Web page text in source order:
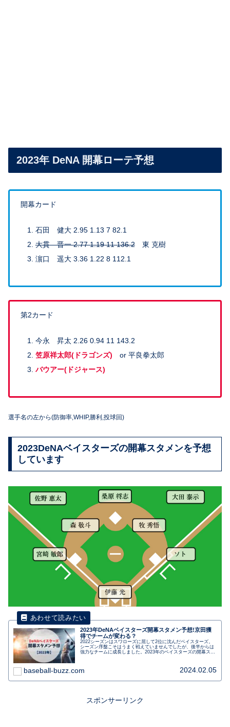
2023年 DeNA 開幕ローテ予想
開幕カード
石田 健大 2.95 1.13 7 82.1
大貫 晋一 2.77 1.19 11 136.2東 克樹
濵口 遥大 3.36 1.22 8 112.1
第2カード
今永 昇太 2.26 0.94 11 143.2
笠原祥太郎(ドラゴンズ) or 平良拳太郎
バウアー(ドジャース)
選手名の左から(防御率,WHIP,勝利,投球回)
2023DeNAベイスターズの開幕スタメンを予想
しています
2023年DeNAベイスターズ開幕スタメン予想!京田獲
得でチームが変わる？
2022シーズンはスワローズに屈して2位に沈んだベイスターズ。
シーズン序盤こそはうまく戦えていませんでしたが、後半からは
強力なチームに成長しました。2023年のベイスターズの開幕スタ
baseball-buzz.com 2024.02.05
スポンサーリンク